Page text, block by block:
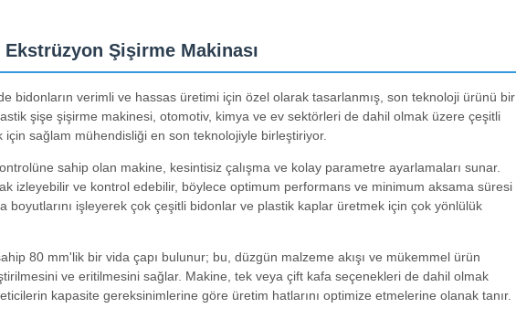
Şişirme Makinası
bidonların verimli ve hassas üretimi için özel olarak tasarlanmış, son teknoloji ürünü bir
şişe şişirme makinesi, otomotiv, kimya ve ev sektörleri de dahil olmak üzere çeşitli
sağlam mühendisliği en son teknolojiyle birleştiriyor.
sahip olan makine, kesintisiz çalışma ve kolay parametre ayarlamaları sunar.
izleyebilir ve kontrol edebilir, böylece optimum performans ve minimum aksama süresi
işleyerek çok çeşitli bidonlar ve plastik kaplar üretmek için çok yönlülük
80 mm'lik bir vida çapı bulunur; bu, düzgün malzeme akışı ve mükemmel ürün
ve eritilmesini sağlar. Makine, tek veya çift kafa seçenekleri de dahil olmak
kapasite gereksinimlerine göre üretim hatlarını optimize etmelerine olanak tanır.